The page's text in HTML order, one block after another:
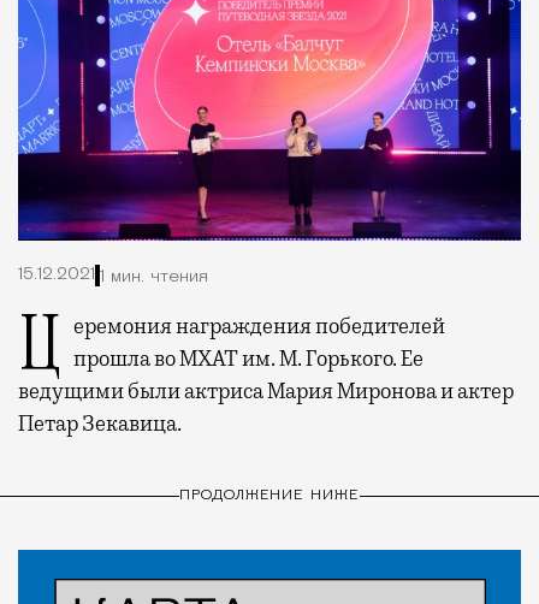
15.12.2021 1 мин. чтения
Церемония награждения победителей прошла во МХАТ им. М. Горького. Ее
ведущими были актриса Мария Миронова и актер
Петар Зекавица.
ПРОДОЛЖЕНИЕ НИЖЕ